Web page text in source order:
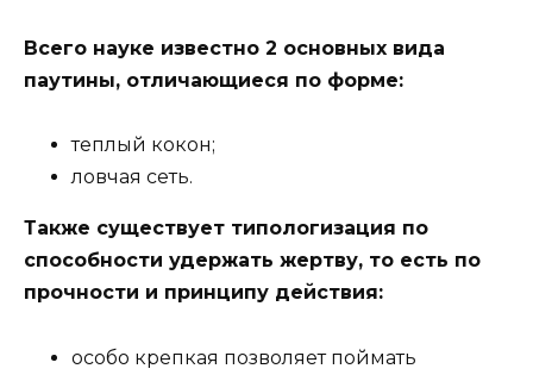
Всего науке известно 2 основных вида
паутины, отличающиеся по форме:
теплый кокон;
ловчая сеть.
Также существует типологизация по
способности удержать жертву, то есть по
прочности и принципу действия:
особо крепкая позволяет поймать